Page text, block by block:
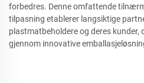
forbedres. Denne omfattende
tilpasning etablerer langsiktige
plastmatbeholdere og deres
gjennom innovative